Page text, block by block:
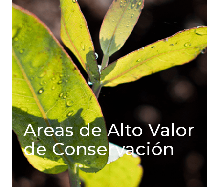
Areas de Alto Valor
de Conservación